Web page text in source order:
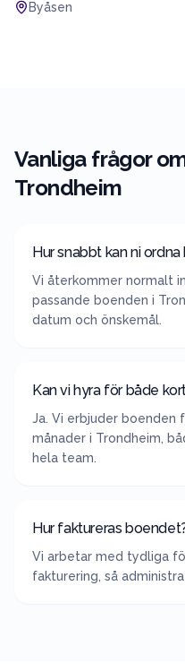
Byåsen
Vanliga frågor
Trondheim
Hur snabbt kan ni
Vi återkommer normalt
passande boenden i
datum och önskemål.
Kan vi hyra för både
Ja. Vi erbjuder boenden
månader i Trondheim,
hela team.
Hur faktureras
Vi arbetar med tydliga
fakturering, så